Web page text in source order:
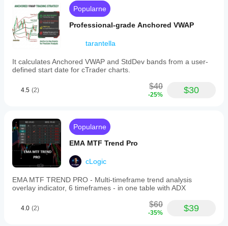
Popularne
Professional-grade Anchored VWAP
tarantella
It calculates Anchored VWAP and StdDev bands from a user-
defined start date for cTrader charts.
4.5 (2) $40
-25% $30
Popularne
EMA MTF Trend Pro
cLogic
EMA MTF TREND PRO - Multi-timeframe trend analysis
overlay indicator, 6 timeframes - in one table with ADX
4.0 (2) $60
-35% $39